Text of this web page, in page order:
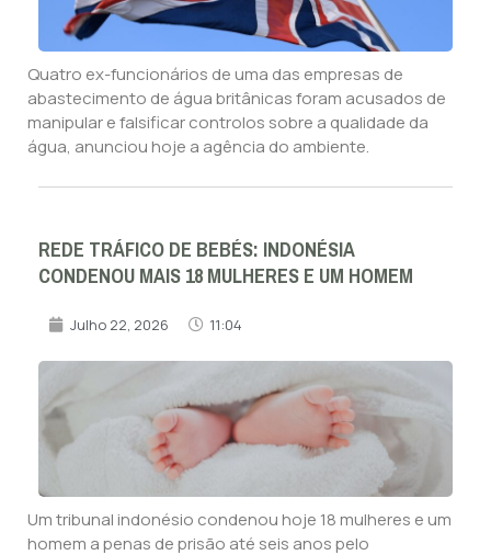
Quatro ex-funcionários de uma das empresas de
abastecimento de água britânicas foram acusados de
manipular e falsificar controlos sobre a qualidade da
água, anunciou hoje a agência do ambiente.
REDE TRÁFICO DE BEBÉS: INDONÉSIA
CONDENOU MAIS 18 MULHERES E UM HOMEM
Julho 22, 2026 11:04
Um tribunal indonésio condenou hoje 18 mulheres e um
homem a penas de prisão até seis anos pelo